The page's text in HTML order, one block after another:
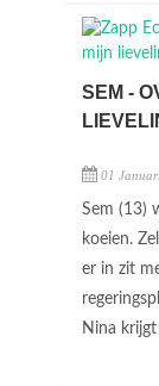
SEM -
01
Sem (13)
koeien.
er in zit
Nina